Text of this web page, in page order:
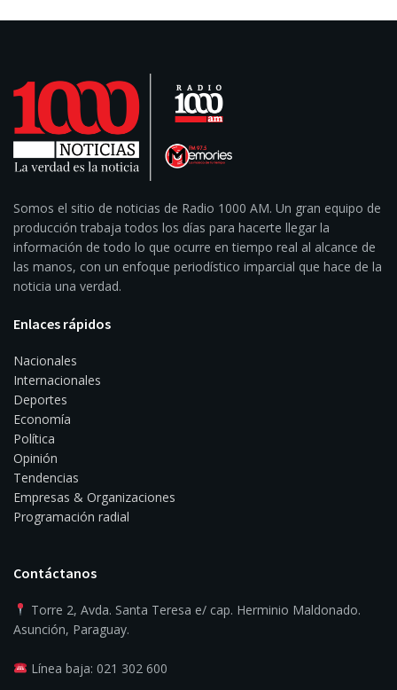
Somos el sitio de noticias de Radio 1000 AM. Un gran equipo de
producción trabaja todos los días para hacerte llegar la
información de todo lo que ocurre en tiempo real al alcance de
las manos, con un enfoque periodístico imparcial que hace de la
noticia una verdad.
Enlaces rápidos
Nacionales
Internacionales
Deportes
Economía
Política
Opinión
Tendencias
Empresas & Organizaciones
Programación radial
Contáctanos
Torre 2, Avda. Santa Teresa e/ cap. Herminio Maldonado.
Asunción, Paraguay.
Línea baja: 021 302 600